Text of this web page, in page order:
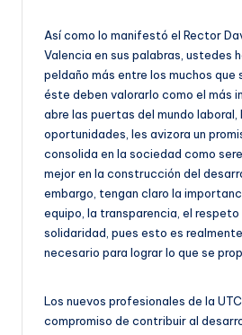
Así como lo manifestó el Rector
Valencia en sus palabras, ustedes
peldaño más entre los muchos que
éste deben valorarlo como el más
abre las puertas del mundo laboral,
oportunidades, les avizora un
consolida en la sociedad como
mejor en la construcción del
embargo, tengan claro la
equipo, la transparencia, el
solidaridad, pues esto es
necesario para lograr lo que se
Los nuevos profesionales de la
compromiso de contribuir al